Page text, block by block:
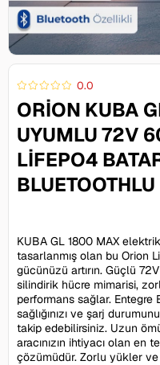
0.0
ORION KUBA
UYUMLU 72V
LIFEPO4
BLUETOOTHLU
KUBA GL 1800 MAX
tasarlanmış olan bu Orion
gücünüzü artırın. Güçlü
silindirik hücre mimarisi,
performans sağlar.
sağlığınızı ve şarj
takip edebilirsiniz. Uzun
aracınızın ihtiyacı olan
çözümüdür. Zorlu yükler